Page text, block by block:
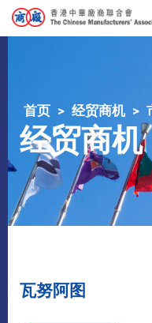
首页 经贸商机
经贸商机
瓦努阿图